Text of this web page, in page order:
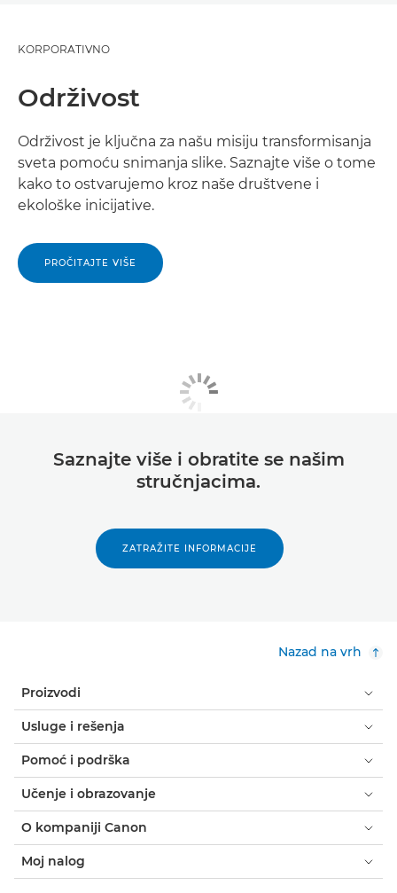
KORPORATIVNO
Održivost
Održivost je ključna za našu misiju transformisanja
sveta pomoću snimanja slike. Saznajte više o tome
kako to ostvarujemo kroz naše društvene i
ekološke inicijative.
PROČITAJTE VIŠE
Saznajte više i obratite se našim
stručnjacima.
ZATRAŽITE INFORMACIJE
Nazad na vrh
Proizvodi
Usluge i rešenja
Pomoć i podrška
Učenje i obrazovanje
O kompaniji Canon
Moj nalog